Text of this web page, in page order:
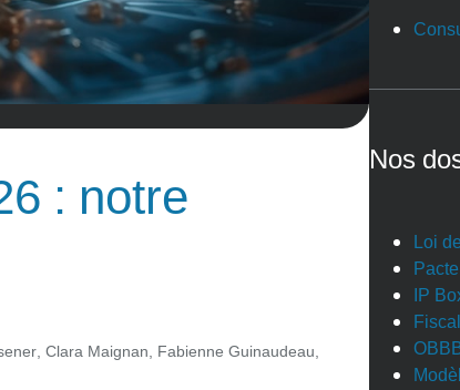
: notre
, Clara Maignan, Fabienne Guinaudeau,
Nos
Loi
IP